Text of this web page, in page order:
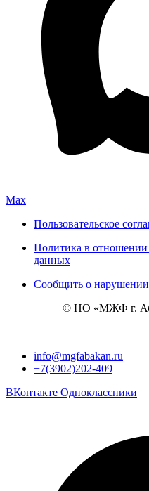
Max
Пользовательское
Политика в отношении
данных
Сообщить о нарушении
© НО «МЖФ г.
info@mgfabakan.ru
+7(3902)202-409
ВКонтакте Одноклассники